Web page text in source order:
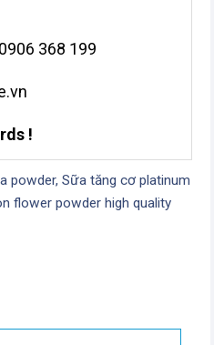
368 199
!
powder, Sữa tăng cơ platinum
flower powder high quality